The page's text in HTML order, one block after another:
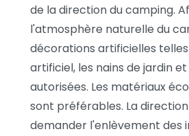
de la direction du camping.
l'atmosphère naturelle du
décorations artificielles
artificiel, les nains de jardin
autorisées. Les matériaux
sont préférables. La
demander l'enlèvement des